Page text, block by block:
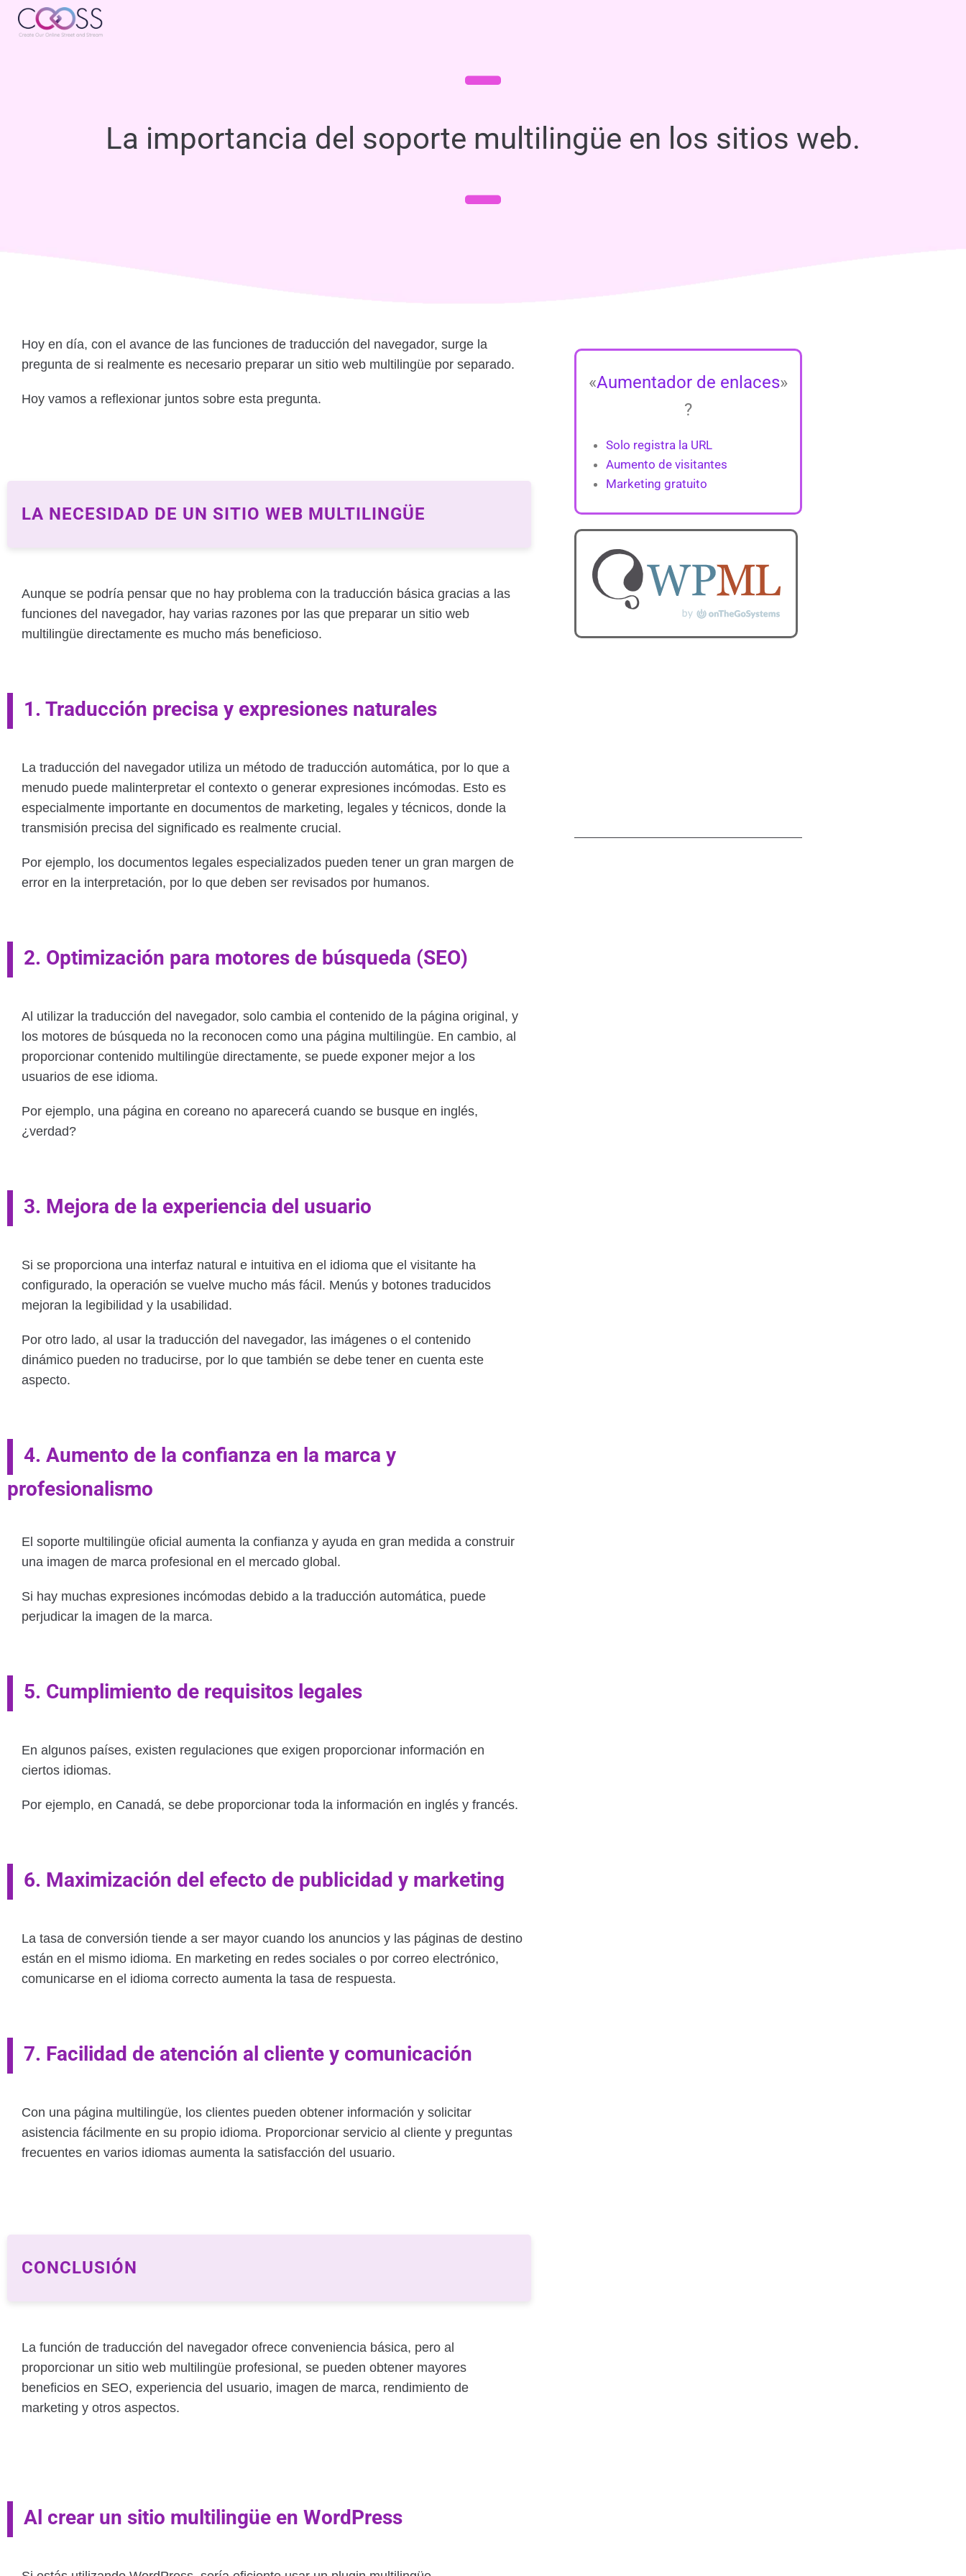
La importancia del soporte multilingüe en los sitios web.
Hoy en día, con el avance de las funciones de traducción del navegador, surge la
pregunta de si realmente es necesario preparar un sitio web multilingüe por separado.
Hoy vamos a reflexionar juntos sobre esta pregunta.
LA NECESIDAD DE UN SITIO WEB MULTILINGÜE
Aunque se podría pensar que no hay problema con la traducción básica gracias a las
funciones del navegador, hay varias razones por las que preparar un sitio web
multilingüe directamente es mucho más beneficioso.
1. Traducción precisa y expresiones naturales
La traducción del navegador utiliza un método de traducción automática, por lo que a
menudo puede malinterpretar el contexto o generar expresiones incómodas. Esto es
especialmente importante en documentos de marketing, legales y técnicos, donde la
transmisión precisa del significado es realmente crucial.
Por ejemplo, los documentos legales especializados pueden tener un gran margen de
error en la interpretación, por lo que deben ser revisados por humanos.
2. Optimización para motores de búsqueda (SEO)
Al utilizar la traducción del navegador, solo cambia el contenido de la página original, y
los motores de búsqueda no la reconocen como una página multilingüe. En cambio, al
proporcionar contenido multilingüe directamente, se puede exponer mejor a los
usuarios de ese idioma.
Por ejemplo, una página en coreano no aparecerá cuando se busque en inglés,
¿verdad?
3. Mejora de la experiencia del usuario
Si se proporciona una interfaz natural e intuitiva en el idioma que el visitante ha
configurado, la operación se vuelve mucho más fácil. Menús y botones traducidos
mejoran la legibilidad y la usabilidad.
Por otro lado, al usar la traducción del navegador, las imágenes o el contenido
dinámico pueden no traducirse, por lo que también se debe tener en cuenta este
aspecto.
4. Aumento de la confianza en la marca y
profesionalismo
El soporte multilingüe oficial aumenta la confianza y ayuda en gran medida a construir
una imagen de marca profesional en el mercado global.
Si hay muchas expresiones incómodas debido a la traducción automática, puede
perjudicar la imagen de la marca.
5. Cumplimiento de requisitos legales
En algunos países, existen regulaciones que exigen proporcionar información en
ciertos idiomas.
Por ejemplo, en Canadá, se debe proporcionar toda la información en inglés y francés.
6. Maximización del efecto de publicidad y marketing
La tasa de conversión tiende a ser mayor cuando los anuncios y las páginas de destino
están en el mismo idioma. En marketing en redes sociales o por correo electrónico,
comunicarse en el idioma correcto aumenta la tasa de respuesta.
7. Facilidad de atención al cliente y comunicación
Con una página multilingüe, los clientes pueden obtener información y solicitar
asistencia fácilmente en su propio idioma. Proporcionar servicio al cliente y preguntas
frecuentes en varios idiomas aumenta la satisfacción del usuario.
CONCLUSIÓN
La función de traducción del navegador ofrece conveniencia básica, pero al
proporcionar un sitio web multilingüe profesional, se pueden obtener mayores
beneficios en SEO, experiencia del usuario, imagen de marca, rendimiento de
marketing y otros aspectos.
Al crear un sitio multilingüe en WordPress
«Aumentador de enlaces»
?
Solo registra la URL
Aumento de visitantes
Marketing gratuito